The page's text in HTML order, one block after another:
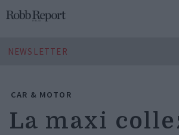
NEWSLETTER
CAR & MOTOR
La maxi